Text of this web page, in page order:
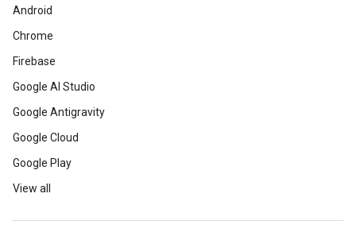
Android
Chrome
Firebase
Google AI Studio
Google Antigravity
Google Cloud
Google Play
View all